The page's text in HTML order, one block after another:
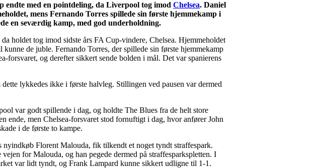
endte med en pointdeling, da Liverpool tog imodChelsea. Daniel
mens Fernando Torres spillede sin første hjemmekamp i
en seværdig kamp, med god underholdning.
holdet tog imod sidste års FA Cup-vindere, Chelsea. Hjemmeholdet
de juble. Fernando Torres, der spillede sin første hjemmekamp
forsvaret, og derefter sikkert sende bolden i mål. Det var spanierens
lykkedes ikke i første halvleg. Stillingen ved pausen var dermed
var godt spillende i dag, og holdte The Blues fra de helt store
ende, men Chelsea-forsvaret stod fornuftigt i dag, hvor anfører John
i de første to kampe.
Florent Malouda, fik tilkendt et noget tyndt straffespark.
for Malouda, og han pegede dermed på straffesparkspletten. I
var lidt tyndt, og Frank Lampard kunne sikkert udligne til 1-1.